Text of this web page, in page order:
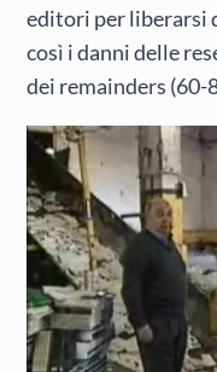
editori per liberarsi
così i danni delle
dei remainders (60-